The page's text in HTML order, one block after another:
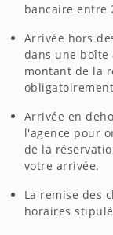
bancaire entre
Arrivée hors
dans une boîte
montant de la
Arrivée en
l'agence pour
de la
votre arrivée.
La remise des
horaires